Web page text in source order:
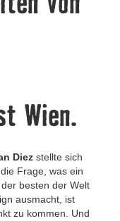
Wien.
Diez stellte sich
die Frage, was ein
besten der Welt
ausmacht, ist
zu kommen. Und